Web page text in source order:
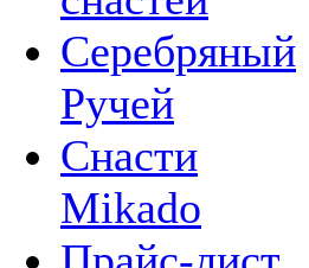
Серебряный
Ручей
Снасти
Mikado